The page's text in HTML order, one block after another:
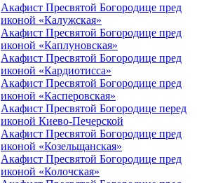
Акафист Пресвятой Богородице пред
иконой «Калужская»
Акафист Пресвятой Богородице пред
иконой «Каплуновская»
Акафист Пресвятой Богородице пред
иконой «Кардиотисса»
Акафист Пресвятой Богородице пред
иконой «Касперовская»
Акафист Пресвятой Богородице перед
иконой Киево-Печерской
Акафист Пресвятой Богородице пред
иконой «Козельщанская»
Акафист Пресвятой Богородице пред
иконой «Колочская»